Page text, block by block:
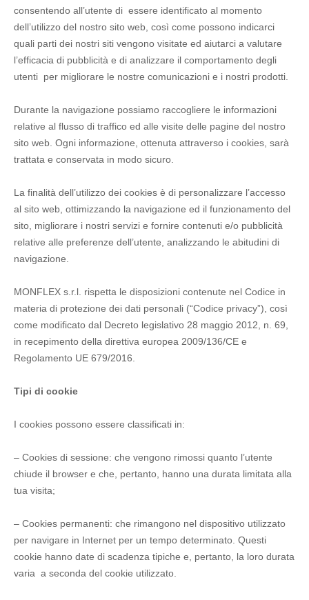
consentendo all’utente di essere identificato al momento
dell’utilizzo del nostro sito web, così come possono indicarci
quali parti dei nostri siti vengono visitate ed aiutarci a valutare
l’efficacia di pubblicità e di analizzare il comportamento degli
utenti per migliorare le nostre comunicazioni e i nostri prodotti.
Durante la navigazione possiamo raccogliere le informazioni
relative al flusso di traffico ed alle visite delle pagine del nostro
sito web. Ogni informazione, ottenuta attraverso i cookies, sarà
trattata e conservata in modo sicuro.
La finalità dell’utilizzo dei cookies è di personalizzare l’accesso
al sito web, ottimizzando la navigazione ed il funzionamento del
sito, migliorare i nostri servizi e fornire contenuti e/o pubblicità
relative alle preferenze dell’utente, analizzando le abitudini di
navigazione.
MONFLEX s.r.l. rispetta le disposizioni contenute nel Codice in
materia di protezione dei dati personali (“Codice privacy”), così
come modificato dal Decreto legislativo 28 maggio 2012, n. 69,
in recepimento della direttiva europea 2009/136/CE e
Regolamento UE 679/2016.
Tipi di cookie
I cookies possono essere classificati in:
– Cookies di sessione: che vengono rimossi quanto l’utente
chiude il browser e che, pertanto, hanno una durata limitata alla
tua visita;
– Cookies permanenti: che rimangono nel dispositivo utilizzato
per navigare in Internet per un tempo determinato. Questi
cookie hanno date di scadenza tipiche e, pertanto, la loro durata
varia a seconda del cookie utilizzato.